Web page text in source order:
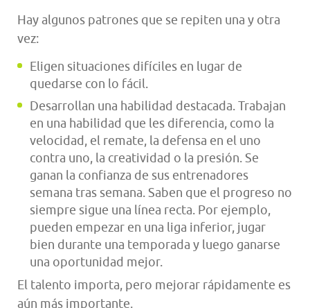
Hay algunos patrones que se repiten una y otra
vez:
Eligen situaciones difíciles en lugar de
quedarse con lo fácil.
Desarrollan una habilidad destacada. Trabajan
en una habilidad que les diferencia, como la
velocidad, el remate, la defensa en el uno
contra uno, la creatividad o la presión. Se
ganan la confianza de sus entrenadores
semana tras semana. Saben que el progreso no
siempre sigue una línea recta. Por ejemplo,
pueden empezar en una liga inferior, jugar
bien durante una temporada y luego ganarse
una oportunidad mejor.
El talento importa, pero mejorar rápidamente es
aún más importante.